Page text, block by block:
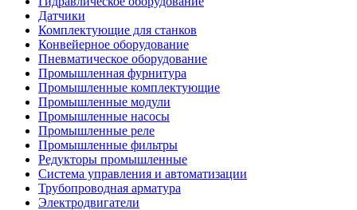
Датчики
Комплектующие для станков
Конвейерное оборудование
Пневматическое оборудование
Промышленная фурнитура
Промышленные комплектующие
Промышленные модули
Промышленные насосы
Промышленные реле
Промышленные фильтры
Редукторы промышленные
Система управления и автоматизации
Трубопроводная арматура
Электродвигатели